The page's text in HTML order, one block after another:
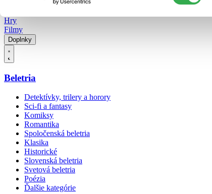
súhlasu
Hry
Filmy
Doplnky
Beletria
Detektívky, trilery a horory
Sci-fi a fantasy
Komiksy
Romantika
Spoločenská beletria
Klasika
Historické
Slovenská beletria
Svetová beletria
Poézia
Ďalšie kategórie